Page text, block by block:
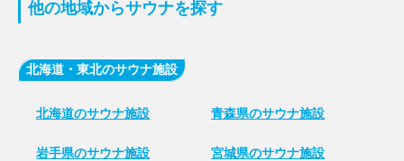
他の地域からサウナを探す
北海道・東北のサウナ施設
北海道のサウナ施設 青森県のサウナ施設
岩手県のサウナ施設 宮城県のサウナ施設